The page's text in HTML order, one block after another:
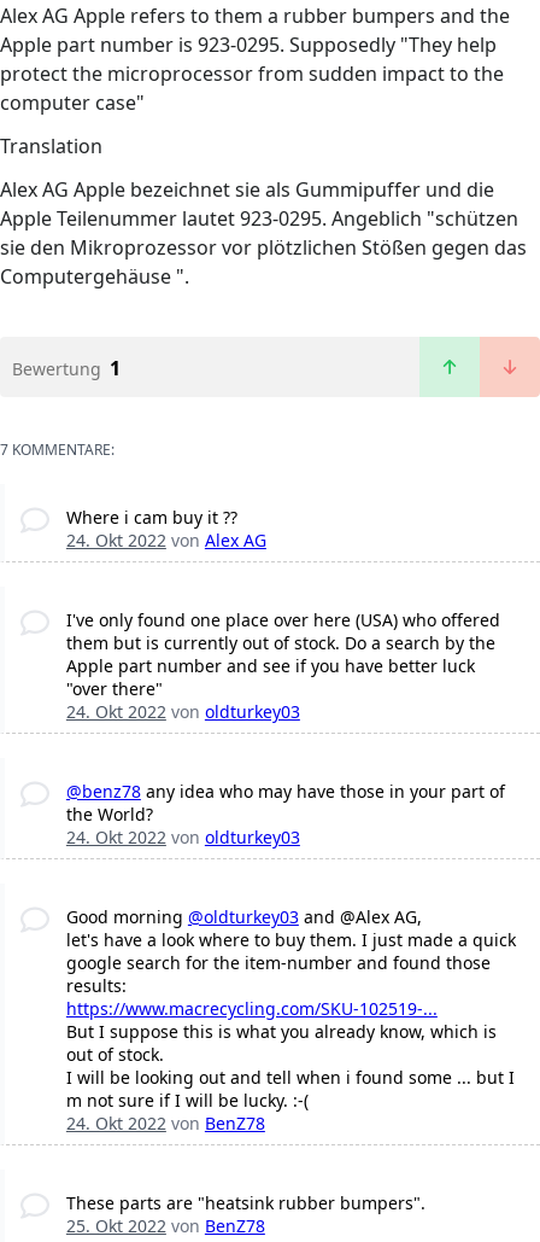
Alex AG Apple refers to them a rubber bumpers and the
Apple part number is 923-0295. Supposedly "They help
protect the microprocessor from sudden impact to the
computer case"
Translation
Alex AG Apple bezeichnet sie als Gummipuffer und die
Apple Teilenummer lautet 923-0295. Angeblich "schützen
sie den Mikroprozessor vor plötzlichen Stößen gegen das
Computergehäuse ".
Bewertung 1
7 KOMMENTARE:
Where i cam buy it ??
24. Okt 2022von Alex AG
I've only found one place over here (USA) who offered
them but is currently out of stock. Do a search by the
Apple part number and see if you have better luck
"over there"
24. Okt 2022von oldturkey03
@benz78any idea who may have those in your part of
the World?
24. Okt 2022von oldturkey03
Good morning @oldturkey03and @Alex AG,
let's have a look where to buy them. I just made a quick
google search for the item-number and found those
results:
https://www.macrecycling.com/SKU-102519-...
But I suppose this is what you already know, which is
out of stock.
I will be looking out and tell when i found some ... but I
m not sure if I will be lucky. :-(
24. Okt 2022von BenZ78
These parts are "heatsink rubber bumpers".
25. Okt 2022von BenZ78